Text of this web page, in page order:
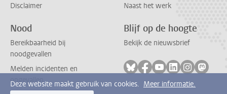
Disclaimer
Naast het werk
Nood
Bereikbaarheid bij
noodgevallen
Melden incidenten en
ongevallen
Blijf op de hoogte
Bekijk de nieuwsbrief
Volg ons op bluesky
Volg ons op facebook
Volg ons op
Volg ons op
Volg ons
Volg
Deze website maakt gebruik van cookies. Meer informatie.